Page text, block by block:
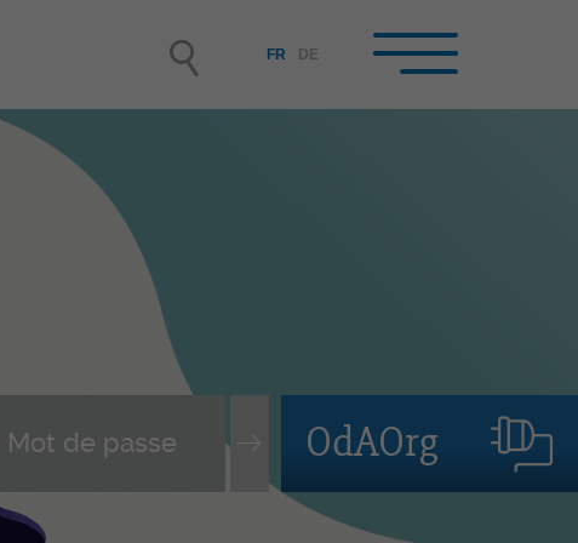
Entreprises formatrices /
Formateur/-trice-s en
Devenir entreprise formatrice
Choisir et engager un-e apprenti-
d'apprentissage
Suivi des personnes en formation
FR DE
OdAOrg